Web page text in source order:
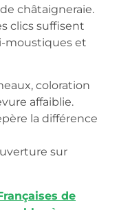
châtaigneraie.
clics suffisent
moustiques et
coloration
affaiblie.
la différence
sur
de